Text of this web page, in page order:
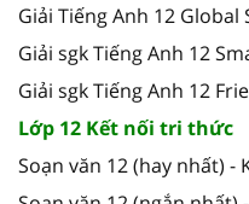
Giải Tiếng Anh 12 Global
Giải sgk Tiếng Anh 12
Giải sgk Tiếng Anh 12
Lớp 12 Kết nối tri thức
Soạn văn 12 (hay nhất) -